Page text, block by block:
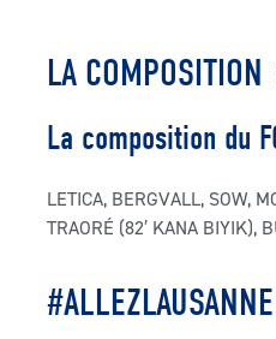
LA COMPOSITION
La composition du
LETICA, BERGVALL, SOW,
TRAORÉ (82′ KANA BIYIK),